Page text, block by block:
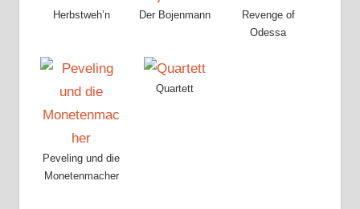
Herbstweh’n Der Bojenmann
Revenge of
Odessa
Peveling und die
Monetenmacher
Quartett